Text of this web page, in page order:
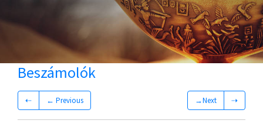
Beszámolók
⇠ ← Previous →Next ⇢